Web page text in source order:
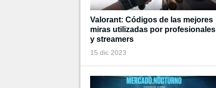
Valorant: Códigos de las mejores
miras utilizadas por profesionales
y streamers
15 dic 2023